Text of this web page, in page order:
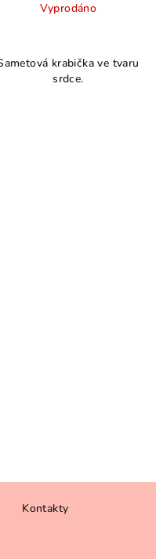
Vyprodáno
krabička ve tvaru
srdce.
Kontakty